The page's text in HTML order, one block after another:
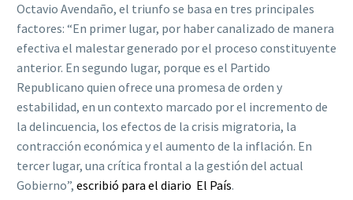
Octavio Avendaño, el triunfo se basa en tres principales
factores: “En primer lugar, por haber canalizado de manera
efectiva el malestar generado por el proceso constituyente
anterior. En segundo lugar, porque es el Partido
Republicano quien ofrece una promesa de orden y
estabilidad, en un contexto marcado por el incremento de
la delincuencia, los efectos de la crisis migratoria, la
contracción económica y el aumento de la inflación. En
tercer lugar, una crítica frontal a la gestión del actual
Gobierno”, escribió para el diario El País.